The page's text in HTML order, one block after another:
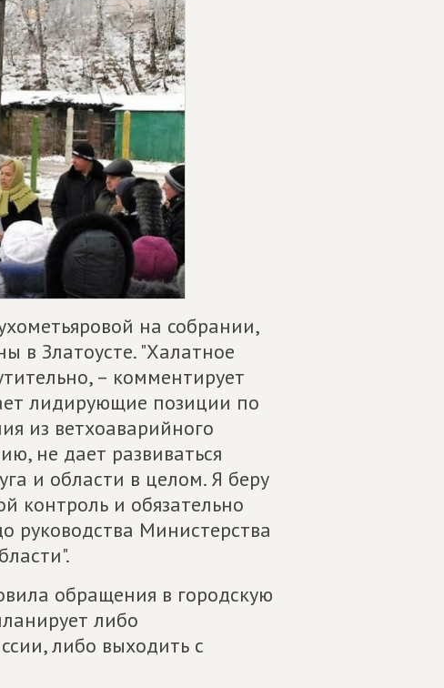
на собрании,
в Златоусте. "Халатное
– комментирует
лидирующие позиции по
из ветхоаварийного
не дает развиваться
и области в целом. Я беру
контроль и обязательно
Министерства
обращения в городскую
либо
либо выходить с